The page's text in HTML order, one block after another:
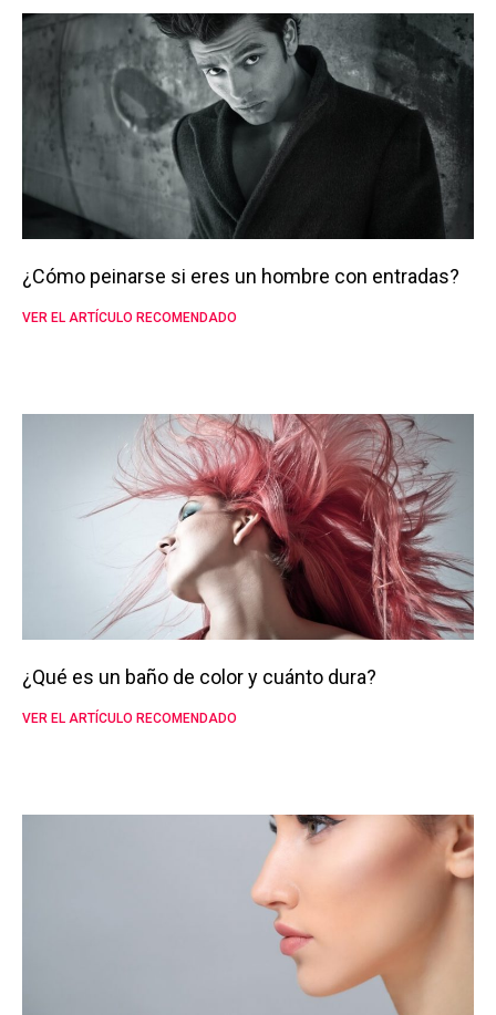
¿Cómo peinarse si eres un hombre con entradas?
VER EL ARTÍCULO RECOMENDADO
¿Qué es un baño de color y cuánto dura?
VER EL ARTÍCULO RECOMENDADO